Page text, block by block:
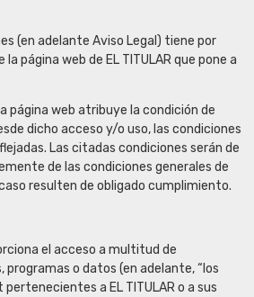
(en adelante Aviso Legal) tiene por
página web de EL TITULAR que pone a
página web atribuye la condición de
dicho acceso y/o uso, las condiciones
Las citadas condiciones serán de
de las condiciones generales de
resulten de obligado cumplimiento.
el acceso a multitud de
o datos (en adelante, “los
a EL TITULAR o a sus